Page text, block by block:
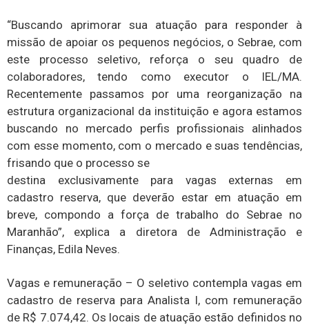
“Buscando aprimorar sua atuação para responder à
missão de apoiar os pequenos negócios, o Sebrae, com
este processo seletivo, reforça o seu quadro de
colaboradores, tendo como executor o IEL/MA.
Recentemente passamos por uma reorganização na
estrutura organizacional da instituição e agora estamos
buscando no mercado perfis profissionais alinhados
com esse momento, com o mercado e suas tendências,
frisando que o processo se
destina exclusivamente para vagas externas em
cadastro reserva, que deverão estar em atuação em
breve, compondo a força de trabalho do Sebrae no
Maranhão”, explica a diretora de Administração e
Finanças, Edila Neves.
Vagas e remuneração – O seletivo contempla vagas em
cadastro de reserva para Analista I, com remuneração
de R$ 7.074,42. Os locais de atuação estão definidos no